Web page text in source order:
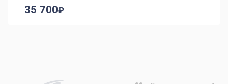
35 700